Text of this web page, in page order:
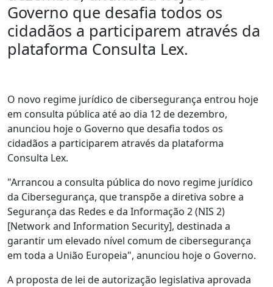
Governo que desafia todos os
cidadãos a participarem através da
plataforma Consulta Lex.
O novo regime jurídico de cibersegurança entrou hoje
em consulta pública até ao dia 12 de dezembro,
anunciou hoje o Governo que desafia todos os
cidadãos a participarem através da plataforma
Consulta Lex.
"Arrancou a consulta pública do novo regime jurídico
da Cibersegurança, que transpõe a diretiva sobre a
Segurança das Redes e da Informação 2 (NIS 2)
[Network and Information Security], destinada a
garantir um elevado nível comum de cibersegurança
em toda a União Europeia", anunciou hoje o Governo.
A proposta de lei de autorização legislativa aprovada